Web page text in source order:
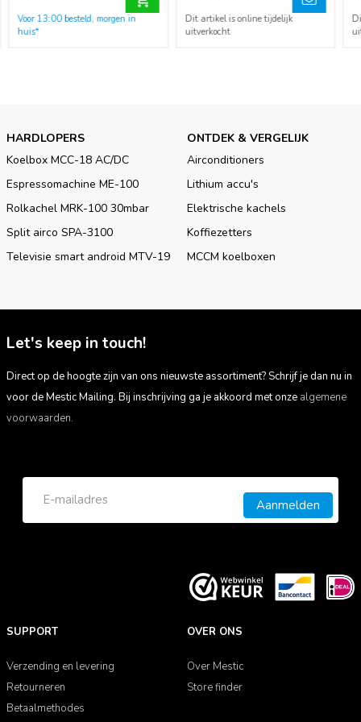
Voor 13:00 besteld, morgen in
huis*
Dit artikel is online tijdelijk
uitverkocht
HARDLOPERS
Koelbox MCC-18 AC/DC
Espressomachine ME-100
Rolkachel MRK-100 30mbar
Split airco SPA-3100
Televisie smart android MTV-19
ONTDEK & VERGELIJK
Airconditioners
Lithium accu's
Elektrische kachels
Koffiezetters
MCCM koelboxen
Let's keep in touch!
Direct op de hoogte zijn van ons nieuwste assortiment? Schrijf je dan nu in
voor de Mestic Mailing. Bij inschrijving ga je akkoord met onze algemene
voorwaarden.
Aanmelden
SUPPORT
Verzending en levering
Retourneren
Betaalmethodes
OVER ONS
Over Mestic
Store finder